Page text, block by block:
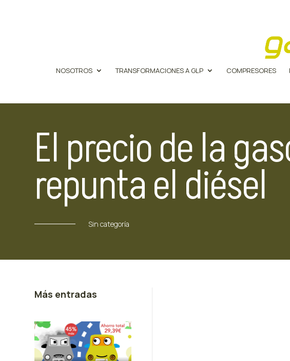
NOSOTROS TRANSFORMACIONES A GLP COMPRESORES
El precio de la
repunta el diésel
Sin categoría
Más entradas